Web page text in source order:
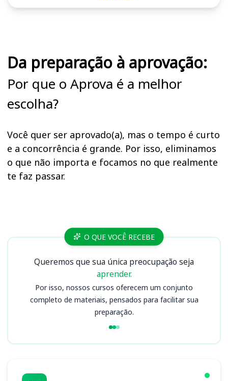
Da preparação à aprovação:
Por que o Aprova é a melhor
escolha?
Você quer ser aprovado(a), mas o tempo é curto
e a concorrência é grande. Por isso, eliminamos
o que não importa e focamos no que realmente
te faz passar.
Cursos CISRPO QUE VOCÊ RECEBE
Queremos que sua única preocupação seja
aprender.
Por isso, nossos cursos oferecem um conjunto
completo de materiais, pensados para facilitar sua
preparação.